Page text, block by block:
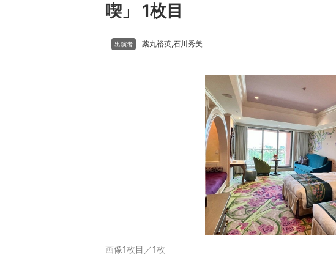
喫」 1枚目
薬丸裕英,石川秀美
画像1枚目／1枚